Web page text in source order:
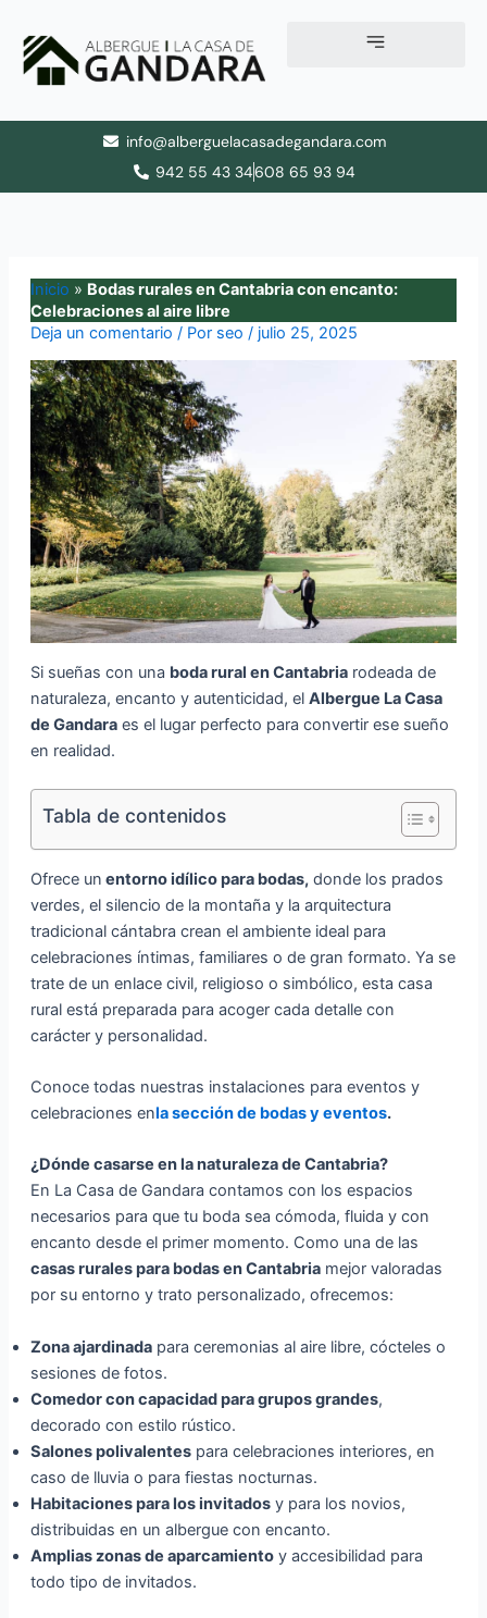
contenido
info@alberguelacasadegandara.com
942 55 43 34608 65 93 94
Inicio » Bodas rurales en Cantabria con encanto:
Celebraciones al aire libre
Deja un comentario / Por seo / julio 25, 2025
Si sueñas con una boda rural en Cantabriarodeada de
naturaleza, encanto y autenticidad, el Albergue La Casa
de Gandaraes el lugar perfecto para convertir ese sueño
en realidad.
Tabla de contenidos
Ofrece un entorno idílico para bodas,donde los prados
verdes, el silencio de la montaña y la arquitectura
tradicional cántabra crean el ambiente ideal para
celebraciones íntimas, familiares o de gran formato. Ya se
trate de un enlace civil, religioso o simbólico, esta casa
rural está preparada para acoger cada detalle con
carácter y personalidad.
Conoce todas nuestras instalaciones para eventos y
celebraciones enla sección de bodas y eventos.
¿Dónde casarse en la naturaleza de Cantabria?
En La Casa de Gandara contamos con los espacios
necesarios para que tu boda sea cómoda, fluida y con
encanto desde el primer momento. Como una de las
casas rurales para bodas en Cantabriamejor valoradas
por su entorno y trato personalizado, ofrecemos:
Zona ajardinadapara ceremonias al aire libre, cócteles o
sesiones de fotos.
Comedor con capacidad para grupos grandes,
decorado con estilo rústico.
Salones polivalentespara celebraciones interiores, en
caso de lluvia o para fiestas nocturnas.
Habitaciones para los invitadosy para los novios,
distribuidas en un albergue con encanto.
Amplias zonas de aparcamientoy accesibilidad para
todo tipo de invitados.